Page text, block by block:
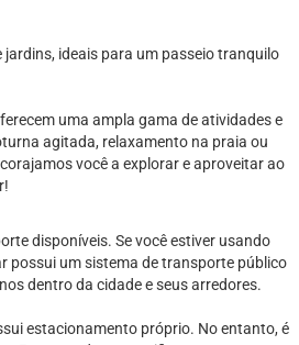
ideais para um passeio tranquilo
uma ampla gama de atividades e
agitada, relaxamento na praia ou
você a explorar e aproveitar ao
disponíveis. Se você estiver usando
possui um sistema de transporte público
dentro da cidade e seus arredores.
estacionamento próprio. No entanto, é